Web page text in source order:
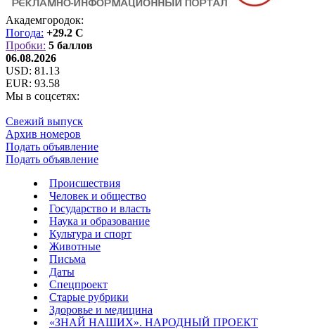
Академгородок:
Погода: +29.2 C
Пробки: 5 баллов
06.08.2026
USD: 81.13
EUR: 93.58
Мы в соцсетях:
Свежий выпуск
Архив номеров
Подать объявление
Подать объявление
Происшествия
Человек и общество
Государство и власть
Наука и образование
Культура и спорт
Животные
Письма
Даты
Спецпроект
Старые рубрики
Здоровье и медицина
«ЗНАЙ НАШИХ». НАРОДНЫЙ ПРОЕКТ